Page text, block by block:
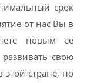
срок
от наc Вы в
новым ее
свою
этой стране, но